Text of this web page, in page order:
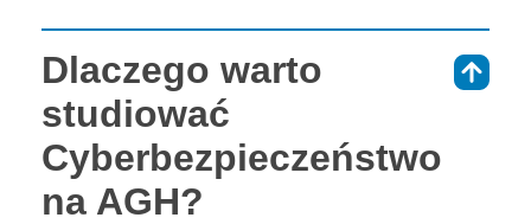
Dlaczego warto
studiować
Cyberbezpieczeństwo
na AGH?